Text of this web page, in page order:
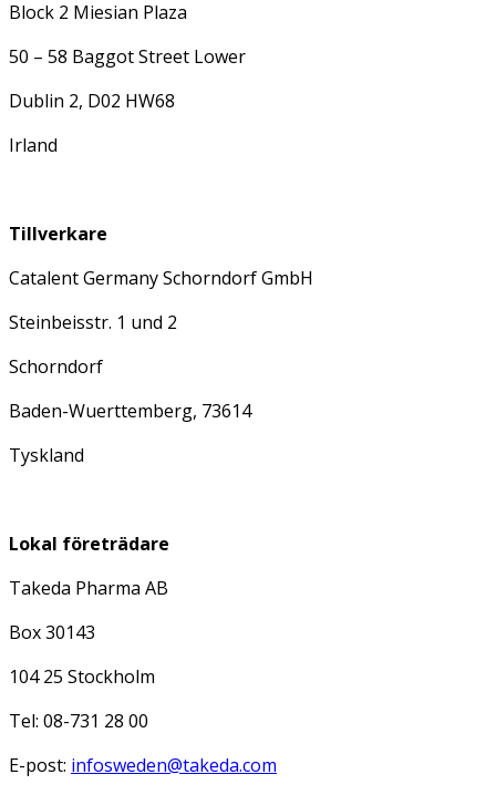
Block 2 Miesian Plaza
50 – 58 Baggot Street Lower
Dublin 2, D02 HW68
Irland
Tillverkare
Catalent Germany Schorndorf GmbH
Steinbeisstr. 1 und 2
Schorndorf
Baden-Wuerttemberg, 73614
Tyskland
Lokal företrädare
Takeda Pharma AB
Box 30143
104 25 Stockholm
Tel: 08-731 28 00
E-post: infosweden@takeda.com